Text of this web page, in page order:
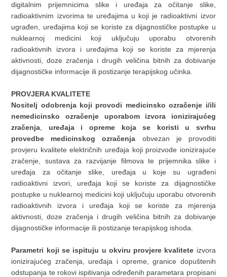
digitalnim prijemnicima slike i uređaja za očitanje slike,
radioaktivnim izvorima te uređajima u koji je radioaktivni izvor
ugrađen, uređajima koji se koriste za dijagnostičke postupke u
nuklearnoj medicini koji uključuju uporabu otvorenih
radioaktivnih izvora i uređajima koji se koriste za mjerenja
aktivnosti, doze zračenja i drugih veličina bitnih za dobivanje
dijagnostičke informacije ili postizanje terapijskog učinka.
PROVJERA KVALITETE
Nositelj odobrenja koji provodi medicinsko ozračenje i/ili
nemedicinsko ozračenje uporabom izvora ionizirajućeg
zračenja
uređaja i opreme koja se koristi u svrhu
provedbe medicinskog ozračenja obvezan je provoditi
provjeru kvalitete električnih uređaja koji proizvode ionizirajuće
zračenje, sustava za razvijanje filmova te prijemnika slike i
uređaja za očitanje slike, uređaja u koje su ugrađeni
radioaktivni izvori, uređaja koji se koriste za dijagnostičke
postupke u nuklearnoj medicini koji uključuju uporabu otvorenih
radioaktivnih izvora i uređaja koji se koriste za mjerenja
aktivnosti, doze zračenja i drugih veličina bitnih za dobivanje
dijagnostičke informacije ili postizanje terapijskog ishoda.
Parametri koji se ispituju u okviru provjere kvalitete izvora
ionizirajućeg zračenja, uređaja i opreme, granice dopuštenih
odstupanja te rokovi ispitivanja određenih parametara propisani